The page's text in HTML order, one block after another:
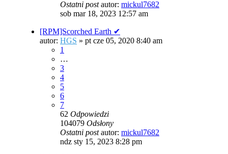
Ostatni postautor: mickul7682
sob mar 18, 2023 12:57 am
[RPM]Scorched Earth ✔
autor: HGS » pt cze 05, 2020 8:40 am
1
…
3
4
5
6
7
62 Odpowiedzi
104079 Odsłony
Ostatni postautor: mickul7682
ndz sty 15, 2023 8:28 pm